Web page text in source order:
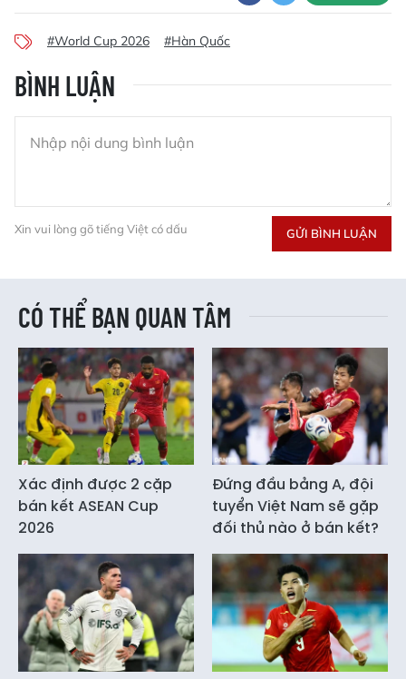
#World Cup 2026 #Hàn Quốc
BÌNH LUẬN
Xin vui lòng gõ tiếng Việt có dấu GỬI BÌNH LUẬN
CÓ THỂ BẠN QUAN TÂM
Xác định được 2 cặp
bán kết ASEAN Cup
2026
Đứng đầu bảng A, đội
tuyển Việt Nam sẽ gặp
đối thủ nào ở bán kết?